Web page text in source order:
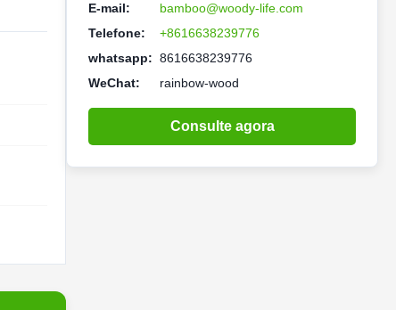
E-mail:
bamboo@woody-life.com
Telefone:
+8616638239776
whatsapp: 8616638239776
WeChat:
rainbow-wood
Consulte agora